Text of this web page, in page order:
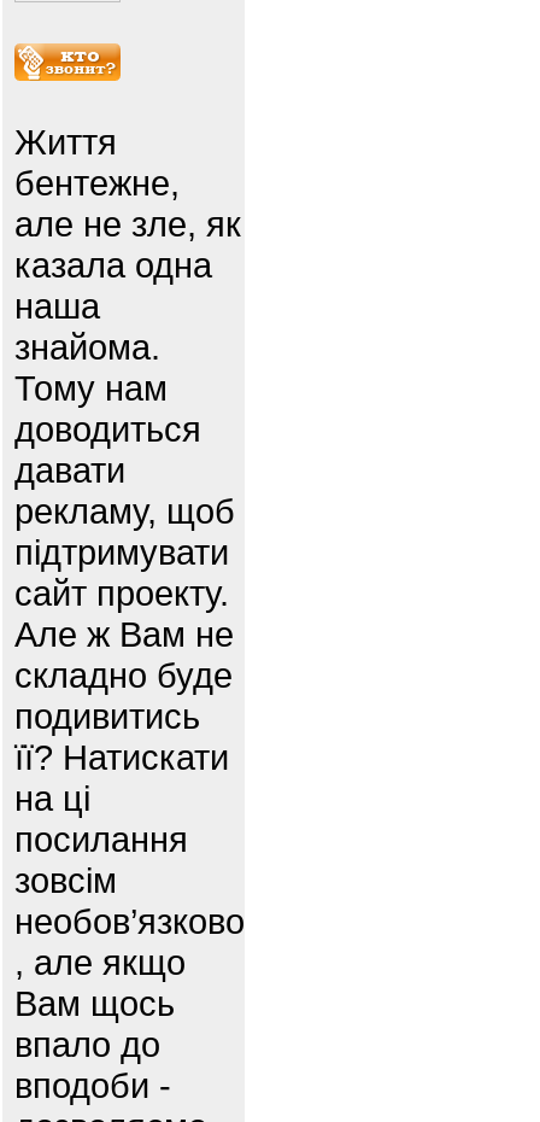
Життя
бентежне,
але не зле, як
казала одна
наша
знайома.
Тому нам
доводиться
давати
рекламу, щоб
підтримувати
сайт проекту.
Але ж Вам не
складно буде
подивитись
її? Натискати
на ці
посилання
зовсім
необов’язково
, але якщо
Вам щось
впало до
вподоби -